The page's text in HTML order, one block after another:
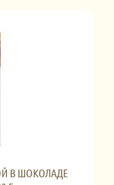
В ШОКОЛАДЕ